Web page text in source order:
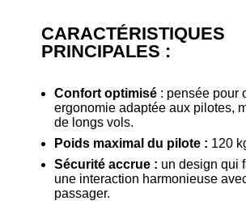
CARACTÉRISTIQUES
PRINCIPALES :
Confort optimisé : pensée pour
ergonomie adaptée aux pilotes,
de longs vols.
Poids maximal du pilote : 120
Sécurité accrue : un design qui
une interaction harmonieuse
passager.